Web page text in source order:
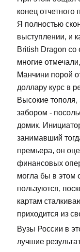
конец
Я полностью
выступлении, и
British Dragon со
многие
Манчини порой
доллару курс в
Высокие тополя,
забором -
домик.
занимавший
премьера, он
финансовых
могла бы в этом
пользуются,
картам
приходится из
Вузы России в
лучшие